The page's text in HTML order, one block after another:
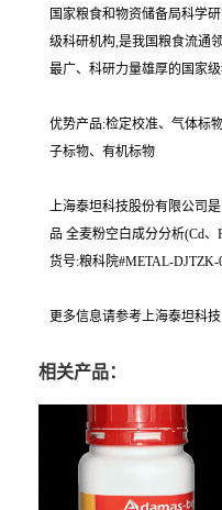
国家粮食和物资储备局科学
级科研机构,是我国粮食流通
最广、科研力量雄厚的国家级
优势产品:检定校准、气体标
子标物、有机标物
上海泰坦科技股份有限公司
品 全麦粉空白成分分析(Cd
货号:粮科院#METAL-DJTZK-
更多信息请参考上海泰坦科
相关产品：